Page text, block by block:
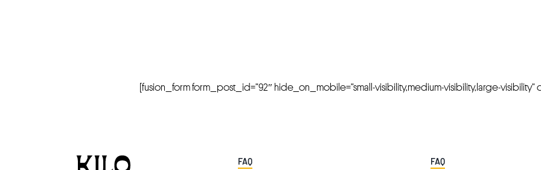
[fusion_form form_post_id=”92″ hide_on_mobile=”small-visibility,medium-visibility,large-visibility”
FAQ FAQ